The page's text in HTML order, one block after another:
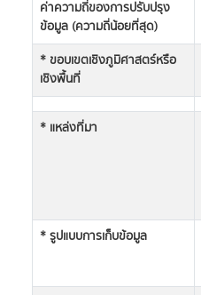
ค่าความถี่ของการปรับปรุง
ข้อมูล (ความถี่น้อยที่สุด)
* ขอบเขตเชิงภูมิศาสตร์หรือ
เชิงพื้นที่
* แหล่งที่มา
* รูปแบบการเก็บข้อมูล